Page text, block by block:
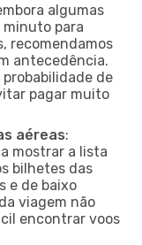
algumas
minuto para
recomendamos
antecedência.
de
pagar muito
aéreas:
mostrar a lista
bilhetes das
e de baixo
viagem não
encontrar voos